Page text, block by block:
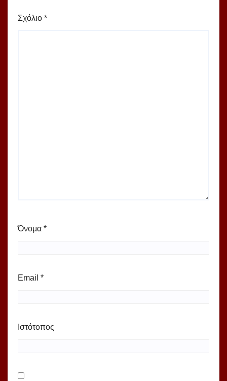
Σχόλιο *
Όνομα *
Email *
Ιστότοπος